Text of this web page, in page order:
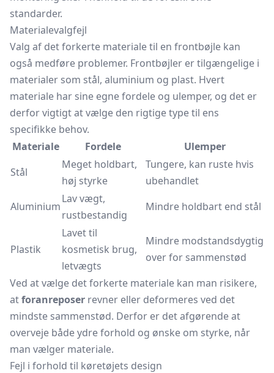
standarder.
Materialevalgfejl
Valg af det forkerte materiale til en frontbøjle kan
også medføre problemer. Frontbøjler er tilgængelige i
materialer som stål, aluminium og plast. Hvert
materiale har sine egne fordele og ulemper, og det er
derfor vigtigt at vælge den rigtige type til ens
specifikke behov.
Materiale
Fordele
Ulemper
Stål
Meget holdbart,
høj styrke
Tungere, kan ruste hvis
ubehandlet
Aluminium
Lav vægt,
rustbestandig
Mindre holdbart end stål
Plastik
Lavet til
kosmetisk brug,
letvægts
Mindre modstandsdygtig
over for sammenstød
Ved at vælge det forkerte materiale kan man risikere,
atforanreposer revner eller deformeres ved det
mindste sammenstød. Derfor er det afgørende at
overveje både ydre forhold og ønske om styrke, når
man vælger materiale.
Fejl i forhold til køretøjets design